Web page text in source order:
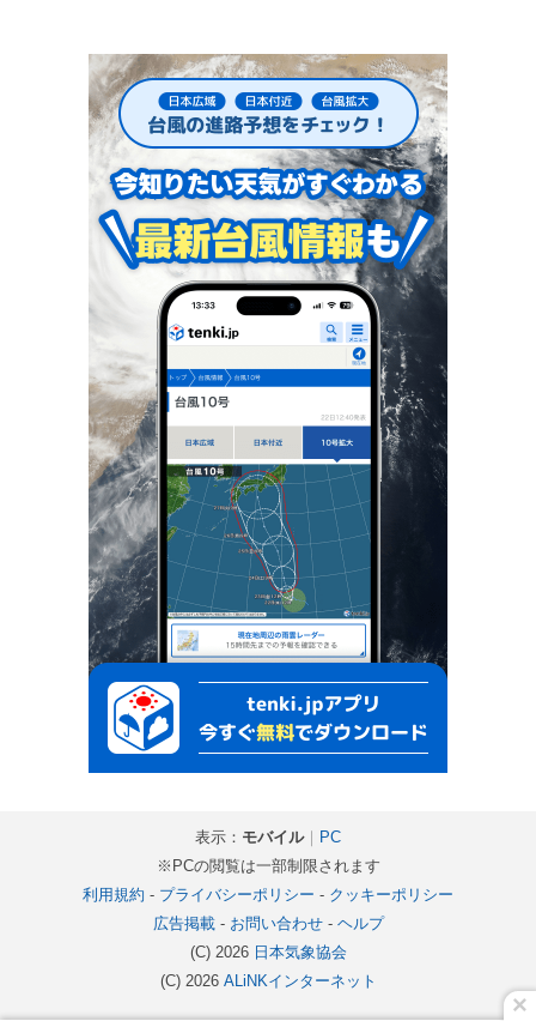
×
表示： モバイル｜
PC
※PCの閲覧は一部制限されます
利用規約 - プライバシーポリシー - クッキーポリシー
広告掲載- お問い合わせ- ヘルプ
(C) 2026 日本気象協会
(C) 2026 ALiNKインターネット